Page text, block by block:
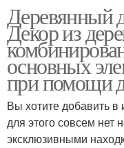
Деревянный
Декор из
основных
при помощи
Вы хотите добавить в
для этого совсем нет
эксклюзивными